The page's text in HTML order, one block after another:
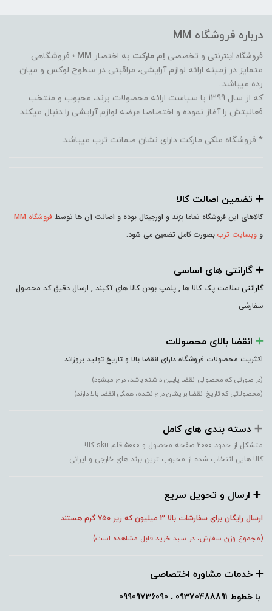
درباره فروشگاه MM
فروشگاه اینترنتی و تخصصی اِم مارکت به اختصار MM ؛ فروشگاهی
متمایز در زمینه ارائه لوازم آرایشی، مراقبتی در سطوح لوکس و میان
رده میباشد..
که از سال 1399 با سیاست ارائه محصولات برند، محبوب و منتخب
فعالیتش را آغاز نموده و اختصاصا عرضه لوازم آرایشی را دنبال میکند.
* فروشگاه ملکی مارکت دارای نشان ضمانت ترب میباشد.
➕️ تضمین اصالت کالا
کالاهای این فروشگاه تماما بِرَند و اورجینال بوده و اصالت آن ها توسط فروشگاه MM
و وبسایت ترب بصورت کامل تضمین می شود.
➕️ گارانتی های اساسی
گارانتی سلامت پک کالا ها , پلمپ بودن کالا های آکبند , ارسال دقیق کد محصول
سفارشی
➕️ انقضا بالای محصولات
اکثریت محصولات فروشگاه دارای انقضا بالا و تاریخ تولید بروزاند
(در صورتی که محصولی انقضا پایین داشته باشد، درج میشود)
(محصولاتی که تاریخ انقضا برایشان درج نشده، همگی انقضا بالا دارند)
➕️ دسته بندی های کامل
متشکل از حدود ۲۰۰۰ صفحه محصول و ۵۰۰۰ قلم sku کالا
کالا هایی انتخاب شده از محبوب ترین برند های خارجی و ایرانی
➕️ ارسال و تحویل سریع
ارسال رایگان برای سفارشات بالا 3 میلیون که زیر ۷۵۰ گرم هستند
(مجموع وزن سفارش، در سبد خرید قابل مشاهده است)
➕️ خدمات مشاوره اختصاصی
با خطوط 09370488891 ، 09909736090